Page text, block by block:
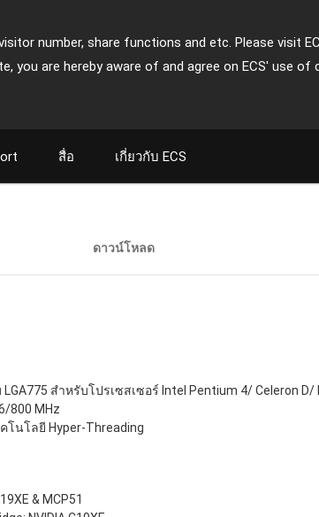
number, share functions and etc. Please visit
you are hereby aware of and agree on ECS' use of
สื่อ เกี่ยวกับ ECS
ดาวน์โหลด
LGA775 สำหรับโปรเซสเซอร์ Intel Pentium 4/ Celeron D/
800 MHz
โนโลยี Hyper-Threading
& MCP51